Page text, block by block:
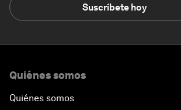
Suscríbete hoy
Quiénes somos
Quiénes somos